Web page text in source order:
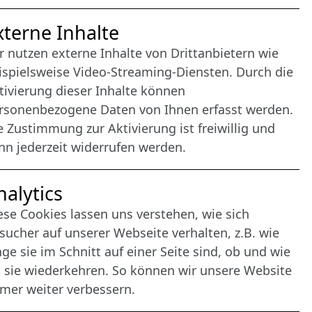
Partner
Inhalte
nutzen externe Inhalte von Drittanbietern wie
Video-Streaming-Diensten. Durch die
dieser Inhalte können
Daten von Ihnen erfasst werden.
Zustimmung zur Aktivierung ist freiwillig und
jederzeit widerrufen werden.
Cookies lassen uns verstehen, wie sich
auf unserer Webseite verhalten, z.B. wie
sie im Schnitt auf einer Seite sind, ob und wie
sie wiederkehren. So können wir unsere Website
weiter verbessern.